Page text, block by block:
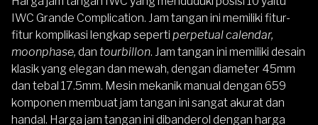
IWC Grande Complication. Jam tangan ini memiliki fitur-
fitur komplikasi lengkap seperti perpetual calendar,
moonphase, dan tourbillon. Jam tangan ini memiliki desain
klasik yang elegan dan mewah, dengan diameter 45mm
dan tebal 17.5mm. Mesin mekanik manual dengan 659
komponen membuat jam tangan ini sangat akurat dan
handal. Harga jam tangan ini dibanderol dengan harga